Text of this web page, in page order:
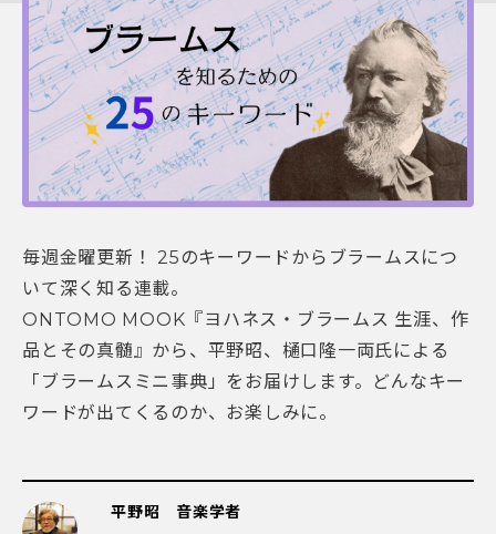
毎週金曜更新！ 25のキーワードからブラームスにつ
いて深く知る連載。
ONTOMO MOOK『ヨハネス・ブラームス 生涯、作
品とその真髄』から、平野昭、樋口隆一両氏による
「ブラームスミニ事典」をお届けします。どんなキー
ワードが出てくるのか、お楽しみに。
平野昭 音楽学者